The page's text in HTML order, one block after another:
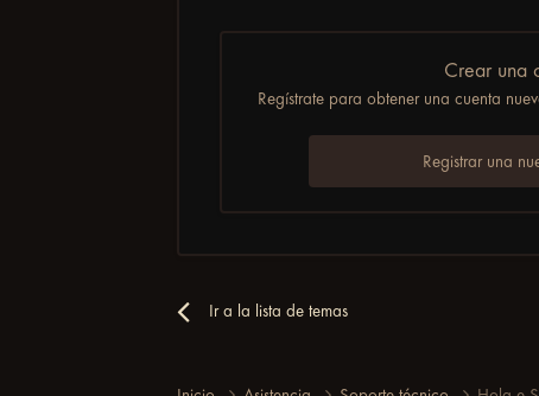
Crear una
Regístrate para obtener una cuenta
Registrar una
Ir a la lista de temas